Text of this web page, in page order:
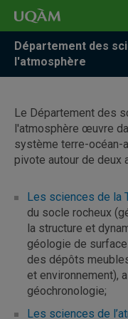
Accéder
recherche
Accéder
menu
pricipal
Accéder
zone
centrale
Département des
l'atmosphère
Le Département des
l'atmosphère œuvre
système terre-océan-
pivote autour de deux
Les sciences de la
du socle rocheux
la structure et
géologie de
des dépôts
et environnement),
géochronologie;
Les sciences de